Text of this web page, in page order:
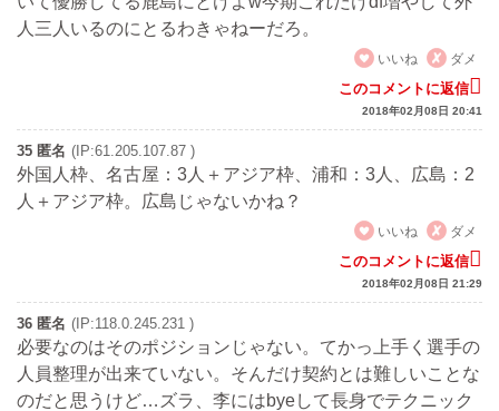
人三人いるのにとるわきゃねーだろ。
いいね
ダメ
このコメントに返信
2018年02月08日 20:41
35 匿名 (IP:61.205.107.87 )
外国人枠、名古屋：3人＋アジア枠、浦和：3人、広島：2
人＋アジア枠。広島じゃないかね？
いいね
ダメ
このコメントに返信
2018年02月08日 21:29
36 匿名 (IP:118.0.245.231 )
必要なのはそのポジションじゃない。てかっ上手く選手の
人員整理が出来ていない。そんだけ契約とは難しいことな
のだと思うけど…ズラ、李にはbyeして長身でテクニック